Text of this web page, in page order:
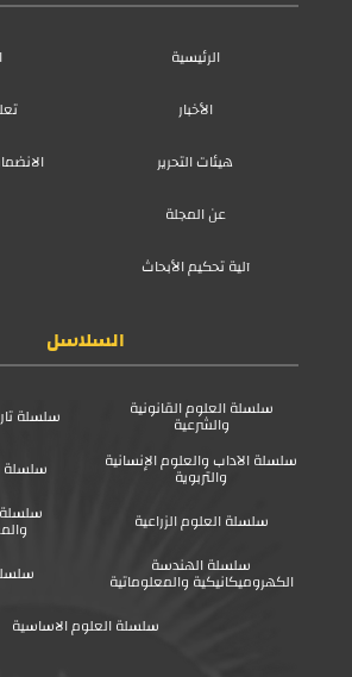
الرئيسية
الأخبار
هيئات التحرير
عن المجلة
آلية تحكيم الأبحاث
السلاسل
سلسلة العلوم القانونية
والشرعية
سلسلة
سلسلة الآداب والعلوم الإنسانية
والتربوية
سلسلة
سلسلة العلوم الزراعية
سلسلة
سلسلة الهندسة
الكهروميكانيكية والمعلوماتية
سلسلة العلوم الاساسية